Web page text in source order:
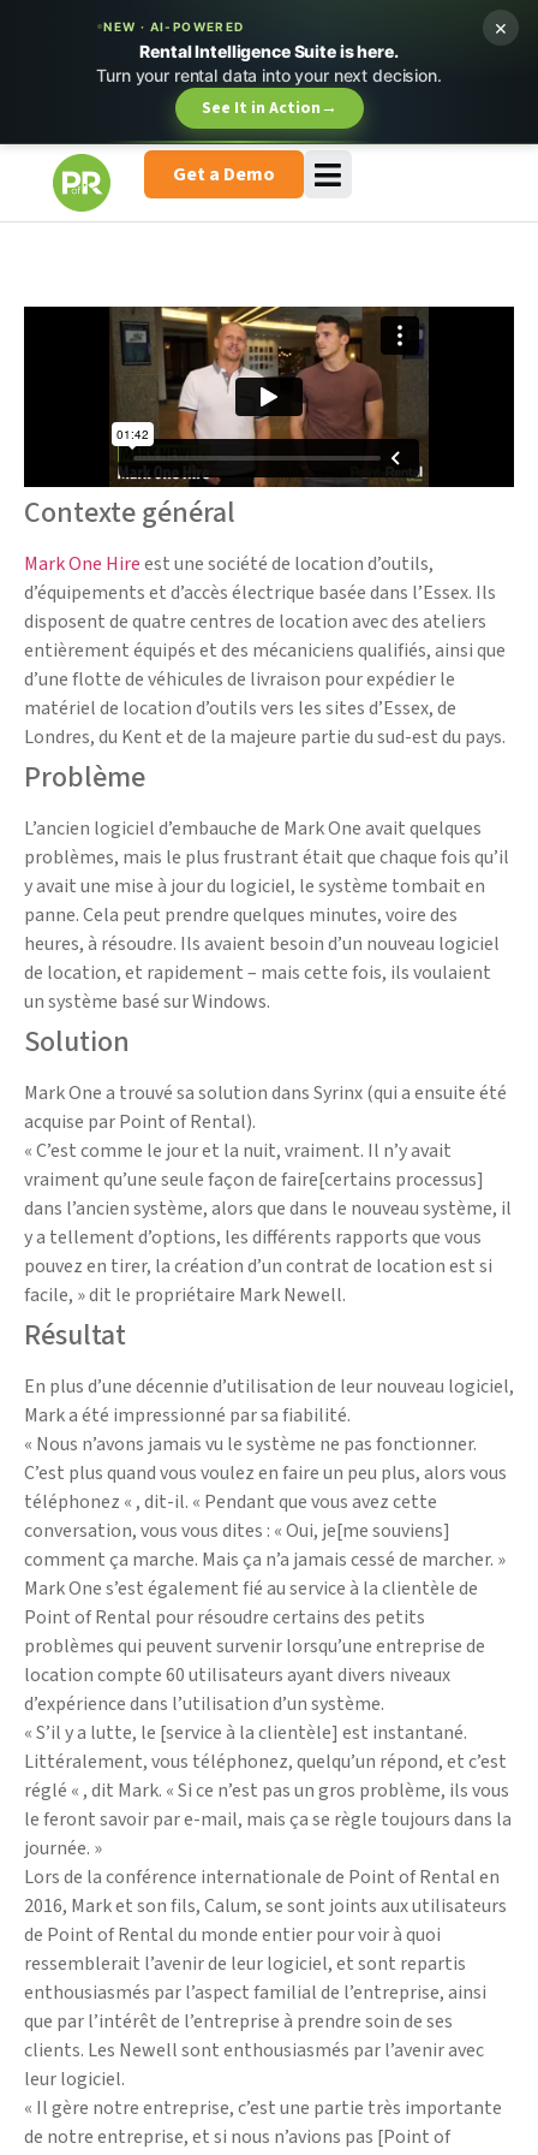
NEW · AI-POWERED
Rental Intelligence Suite is here.
Turn your rental data into your next decision.
See It in Action→
×
Get a Demo
Contexte général
Mark One Hireest une société de location d’outils,
d’équipements et d’accès électrique basée dans l’Essex. Ils
disposent de quatre centres de location avec des ateliers
entièrement équipés et des mécaniciens qualifiés, ainsi que
d’une flotte de véhicules de livraison pour expédier le
matériel de location d’outils vers les sites d’Essex, de
Londres, du Kent et de la majeure partie du sud-est du pays.
Problème
L’ancien logiciel d’embauche de Mark One avait quelques
problèmes, mais le plus frustrant était que chaque fois qu’il
y avait une mise à jour du logiciel, le système tombait en
panne. Cela peut prendre quelques minutes, voire des
heures, à résoudre. Ils avaient besoin d’un nouveau logiciel
de location, et rapidement – mais cette fois, ils voulaient
un système basé sur Windows.
Solution
Mark One a trouvé sa solution dans Syrinx (qui a ensuite été
acquise par Point of Rental).
« C’est comme le jour et la nuit, vraiment. Il n’y avait
vraiment qu’une seule façon de faire[certains processus]
dans l’ancien système, alors que dans le nouveau système, il
y a tellement d’options, les différents rapports que vous
pouvez en tirer, la création d’un contrat de location est si
facile, » dit le propriétaire Mark Newell.
Résultat
En plus d’une décennie d’utilisation de leur nouveau logiciel,
Mark a été impressionné par sa fiabilité.
« Nous n’avons jamais vu le système ne pas fonctionner.
C’est plus quand vous voulez en faire un peu plus, alors vous
téléphonez « , dit-il. « Pendant que vous avez cette
conversation, vous vous dites : « Oui, je[me souviens]
comment ça marche. Mais ça n’a jamais cessé de marcher. »
Mark One s’est également fié au service à la clientèle de
Point of Rental pour résoudre certains des petits
problèmes qui peuvent survenir lorsqu’une entreprise de
location compte 60 utilisateurs ayant divers niveaux
d’expérience dans l’utilisation d’un système.
« S’il y a lutte, le [service à la clientèle] est instantané.
Littéralement, vous téléphonez, quelqu’un répond, et c’est
réglé « , dit Mark. « Si ce n’est pas un gros problème, ils vous
le feront savoir par e-mail, mais ça se règle toujours dans la
journée. »
Lors de la conférence internationale de Point of Rental en
2016, Mark et son fils, Calum, se sont joints aux utilisateurs
de Point of Rental du monde entier pour voir à quoi
ressemblerait l’avenir de leur logiciel, et sont repartis
enthousiasmés par l’aspect familial de l’entreprise, ainsi
que par l’intérêt de l’entreprise à prendre soin de ses
clients. Les Newell sont enthousiasmés par l’avenir avec
leur logiciel.
« Il gère notre entreprise, c’est une partie très importante
de notre entreprise, et si nous n’avions pas [Point of